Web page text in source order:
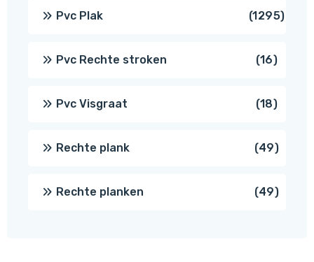
Pvc Plak 12951295
Pvc Rechte stroken 1616
Pvc Visgraat 1818
Rechte plank 4949
Rechte planken 4949